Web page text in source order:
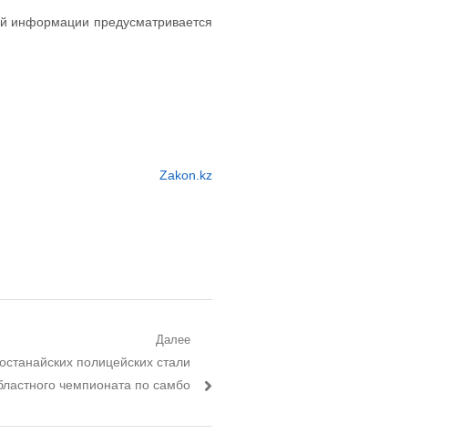
информации предусматривается
Zakon.kz
Далее
пост:
полицейских стали
чемпионата по самбо